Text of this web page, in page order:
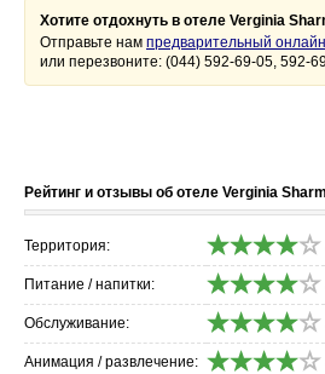
Хотите отдохнуть в отеле Verginia
Отправьте нам предварительный онлайн
или перезвоните: (044) 592-69-05, 592-
Рейтинг и отзывы об отеле Verginia
Территория:
Питание / напитки:
Обслуживание:
Анимация / развлечение: